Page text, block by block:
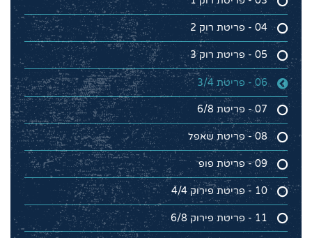
04 - פריטת רוק 2
05 - פריטת רוק 3
06 - פריטת 3/4
07 - פריטת 6/8
08 - פריטת שאפל
09 - פריטת פופ
10 - פריטת פירוק 4/4
11 - פריטת פירוק 6/8